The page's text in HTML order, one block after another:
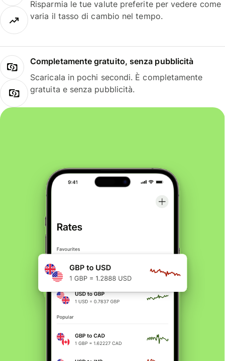
Risparmia le tue valute preferite per vedere come
varia il tasso di cambio nel tempo.
Completamente gratuito, senza pubblicità
Scaricala in pochi secondi. È completamente
gratuita e senza pubblicità.